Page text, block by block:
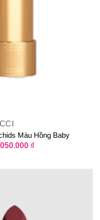
Màu Hồng Baby
₫